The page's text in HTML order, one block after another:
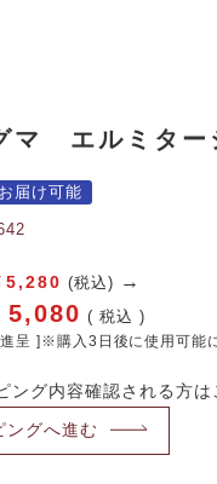
マ エルミタ
届け可能
5,280 (税込)
5,080 税込
呈 ]※購入3日後に使用可能
ング内容確認される方は
ングへ進む